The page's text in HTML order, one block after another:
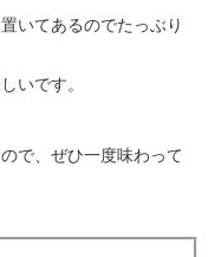
いてあるのでたっぶり
いです。
で、ぜひ一度味わって